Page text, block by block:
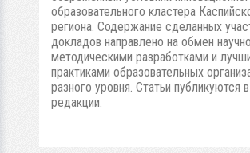
образовательного кластера
региона. Содержание сделанных
докладов направлено на обмен
методическими разработками и
практиками образовательных
разного уровня. Статьи публикуются
редакции.